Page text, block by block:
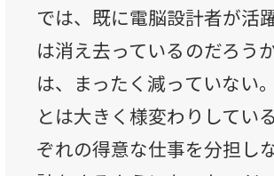
では、既に電脳設計者が活
は消え去っているのだろう
は、まったく減っていない
とは大きく様変わりしてい
ぞれの得意な仕事を分担し